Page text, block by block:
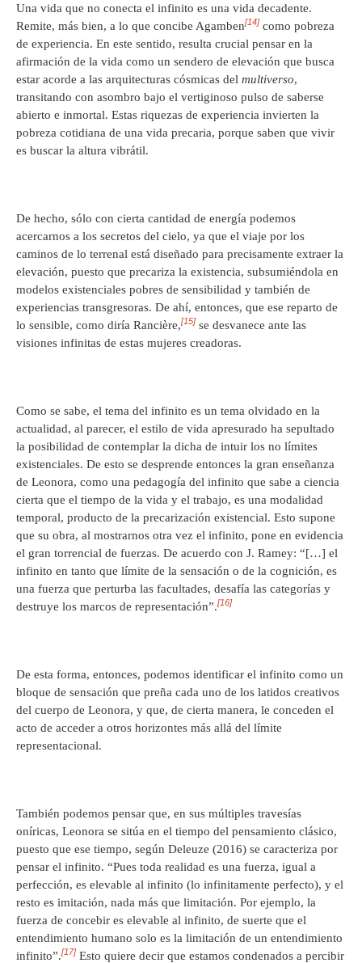
Una vida que no conecta el infinito es una vida decadente.
Remite, más bien, a lo que concibe Agamben[14] como pobreza
de experiencia. En este sentido, resulta crucial pensar en la
afirmación de la vida como un sendero de elevación que busca
estar acorde a las arquitecturas cósmicas del multiverso,
transitando con asombro bajo el vertiginoso pulso de saberse
abierto e inmortal. Estas riquezas de experiencia invierten la
pobreza cotidiana de una vida precaria, porque saben que vivir
es buscar la altura vibrátil.
De hecho, sólo con cierta cantidad de energía podemos
acercarnos a los secretos del cielo, ya que el viaje por los
caminos de lo terrenal está diseñado para precisamente extraer la
elevación, puesto que precariza la existencia, subsumiéndola en
modelos existenciales pobres de sensibilidad y también de
experiencias transgresoras. De ahí, entonces, que ese reparto de
lo sensible, como diría Rancière,[15] se desvanece ante las
visiones infinitas de estas mujeres creadoras.
Como se sabe, el tema del infinito es un tema olvidado en la
actualidad, al parecer, el estilo de vida apresurado ha sepultado
la posibilidad de contemplar la dicha de intuir los no límites
existenciales. De esto se desprende entonces la gran enseñanza
de Leonora, como una pedagogía del infinito que sabe a ciencia
cierta que el tiempo de la vida y el trabajo, es una modalidad
temporal, producto de la precarización existencial. Esto supone
que su obra, al mostrarnos otra vez el infinito, pone en evidencia
el gran torrencial de fuerzas. De acuerdo con J. Ramey: “[…] el
infinito en tanto que límite de la sensación o de la cognición, es
una fuerza que perturba las facultades, desafía las categorías y
destruye los marcos de representación”.[16]
De esta forma, entonces, podemos identificar el infinito como un
bloque de sensación que preña cada uno de los latidos creativos
del cuerpo de Leonora, y que, de cierta manera, le conceden el
acto de acceder a otros horizontes más allá del límite
representacional.
También podemos pensar que, en sus múltiples travesías
oníricas, Leonora se sitúa en el tiempo del pensamiento clásico,
puesto que ese tiempo, según Deleuze (2016) se caracteriza por
pensar el infinito. “Pues toda realidad es una fuerza, igual a
perfección, es elevable al infinito (lo infinitamente perfecto), y el
resto es imitación, nada más que limitación. Por ejemplo, la
fuerza de concebir es elevable al infinito, de suerte que el
entendimiento humano solo es la limitación de un entendimiento
infinito”.[17] Esto quiere decir que estamos condenados a percibir